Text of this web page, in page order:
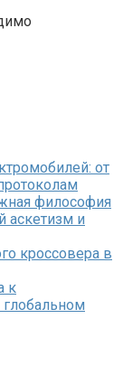
от
философия
аскетизм и
кроссовера в
к
глобальном